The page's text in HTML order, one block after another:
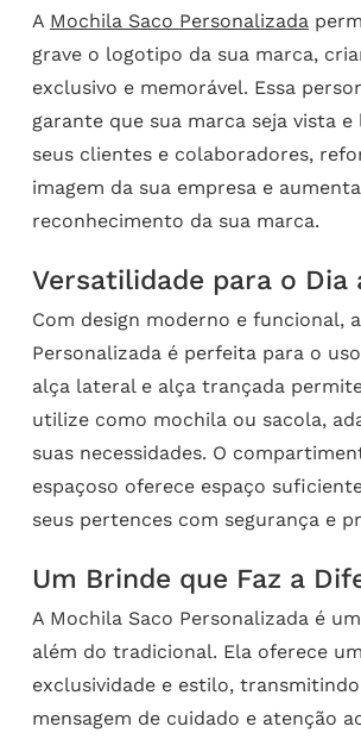
A Mochila Saco Personalizada
grave o logotipo da sua marca,
exclusivo e memorável. Essa
garante que sua marca seja vista
seus clientes e colaboradores,
imagem da sua empresa e
reconhecimento da sua marca.
Versatilidade para o Dia
Com design moderno e funcional,
Personalizada é perfeita para o
alça lateral e alça trançada
utilize como mochila ou sacola,
suas necessidades. O
espaçoso oferece espaço
seus pertences com segurança e
Um Brinde que Faz a
A Mochila Saco Personalizada é
além do tradicional. Ela oferece
exclusividade e estilo,
mensagem de cuidado e atenção